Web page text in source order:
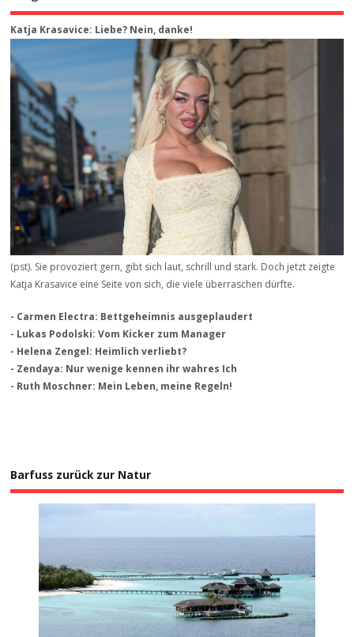
Katja Krasavice: Liebe? Nein, danke!
(pst). Sie provoziert gern, gibt sich laut, schrill und stark. Doch jetzt zeigte
Katja Krasavice eine Seite von sich, die viele überraschen dürfte.
- Carmen Electra: Bettgeheimnis ausgeplaudert
- Lukas Podolski: Vom Kicker zum Manager
- Helena Zengel: Heimlich verliebt?
- Zendaya: Nur wenige kennen ihr wahres Ich
- Ruth Moschner: Mein Leben, meine Regeln!
Barfuss zurück zur Natur